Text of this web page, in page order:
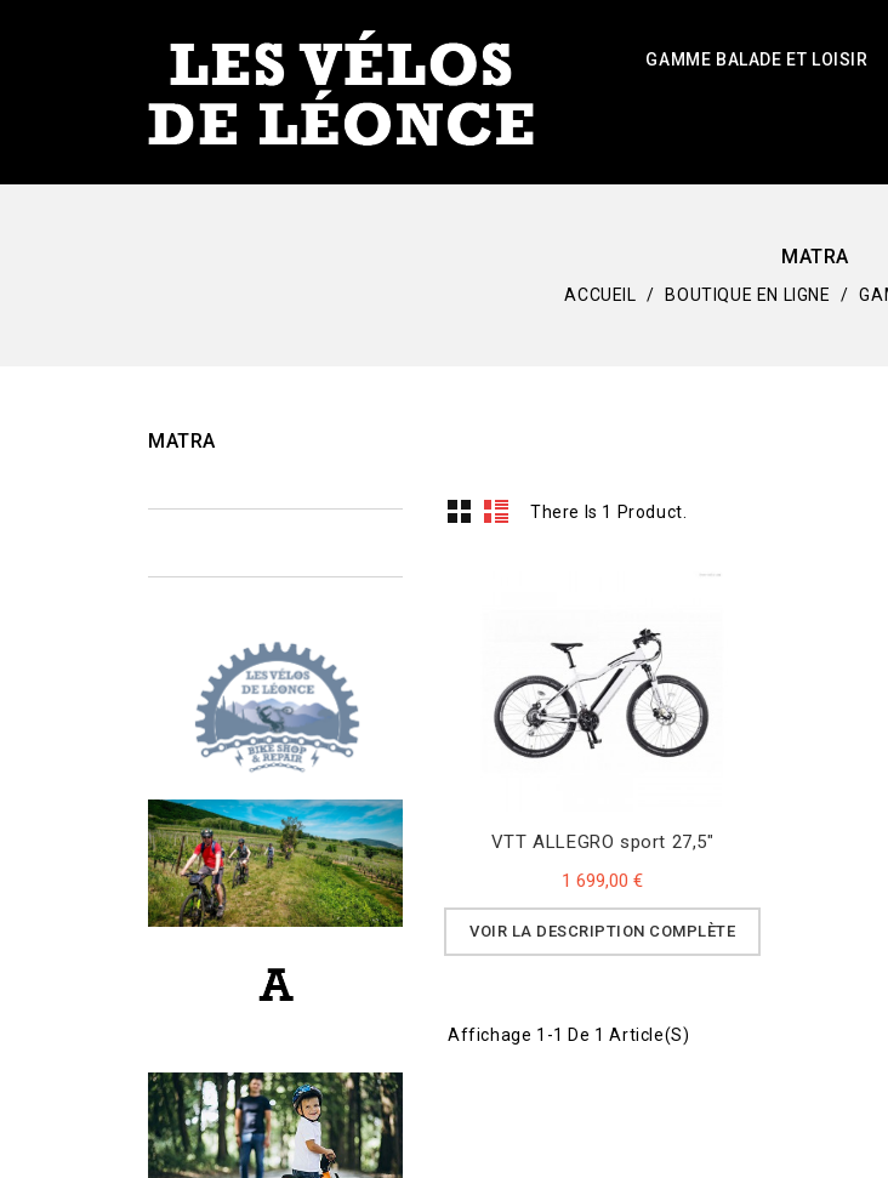
GAMME BALADE ET LOISIR
MATRA
ACCUEIL BOUTIQUE EN LIGNE
MATRA
There Is 1 Product.
VTT ALLEGRO sport 27,5"
1 699,00 €
VOIR LA DESCRIPTION COMPLÈTE
Affichage 1-1 De 1 Article(s)